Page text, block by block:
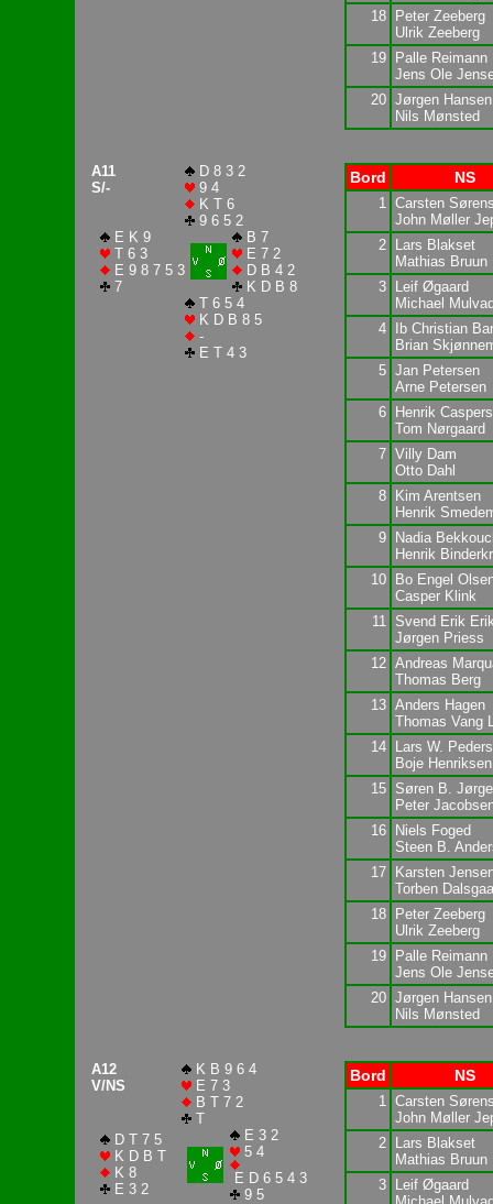
18
Peter Zeeberg
Ulrik Zeeberg
19
Palle Reimann
Jens Ole
20 Jørgen Hansen
Nils Mønsted
A11
S/-
D 8 3 2
9 4
K T 6
9 6 5 2
E K 9
T 6 3
E 9 8 7 5 3
7
B 7
E 7 2
D B 4 2
K D B 8
T 6 5 4
K D B 8 5
-
E T 4 3
Bord NS
1
Carsten
John Møller
2
Lars Blakset
Mathias Bruun
3
Leif Øgaard
Michael
4
Ib Christian
Brian
5 Jan Petersen
Arne Petersen
6
Henrik
Tom Nørgaard
7 Villy Dam
Otto Dahl
8
Kim Arentsen
Henrik
9
Nadia
Henrik
10
Bo Engel
Casper Klink
11
Svend Erik
Jørgen Priess
12 Andreas
Thomas Berg
13 Anders Hagen
Thomas Vang
14
Lars W.
Boje Henriksen
15 Søren B.
Peter
16
Niels Foged
Steen B.
17
Karsten
Torben
18
Peter Zeeberg
Ulrik Zeeberg
19
Palle Reimann
Jens Ole
20 Jørgen Hansen
Nils Mønsted
A12
V/NS
K B 9 6 4
E 7 3
B T 7 2
T
D T 7 5
K D B T
K 8
E 3 2
E 3 2
5 4
E D 6 5 4 3
9 5
Bord NS
1
Carsten
John Møller
2
Lars Blakset
Mathias Bruun
3
Leif Øgaard